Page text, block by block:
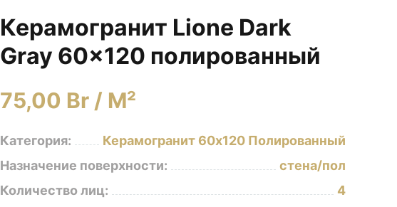
Керамогранит Lione Dark
Gray 60×120 полированный
75,00 Br / M²
Категория:
Керамогранит 60х120 Полированный
Назначение поверхности:
стена/пол
Количество лиц:
4